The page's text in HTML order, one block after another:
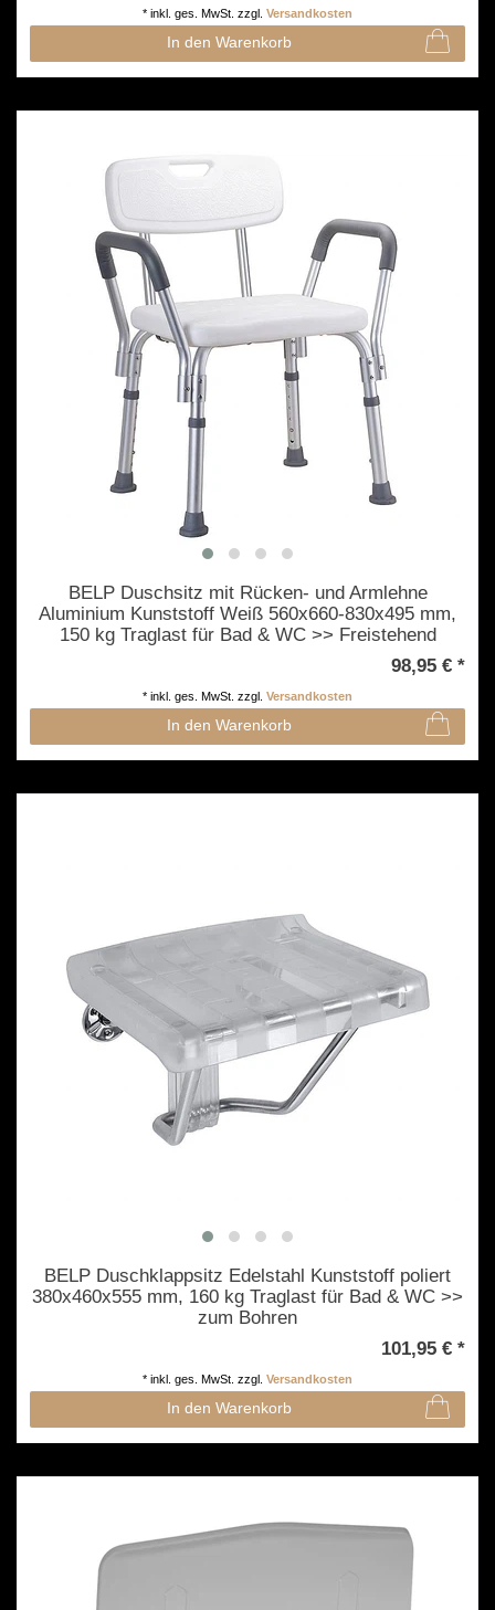
In den Warenkorb
* inkl. ges. MwSt. zzgl. Versandkosten
BELP Duschsitz mit Rücken- und Armlehne
Aluminium Kunststoff Weiß 560x660-830x495 mm,
150 kg Traglast für Bad & WC >> Freistehend
98,95 € *
In den Warenkorb
* inkl. ges. MwSt. zzgl. Versandkosten
BELP Duschklappsitz Edelstahl Kunststoff poliert
380x460x555 mm, 160 kg Traglast für Bad & WC >>
zum Bohren
101,95 € *
In den Warenkorb
* inkl. ges. MwSt. zzgl. Versandkosten